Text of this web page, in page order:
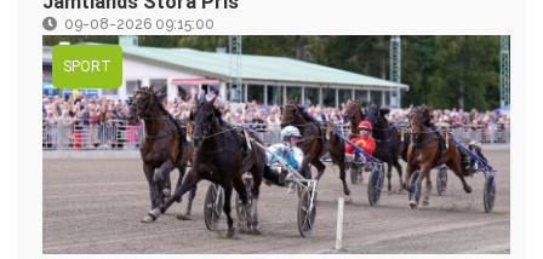
09-08-2026 09:15:00
SPORT